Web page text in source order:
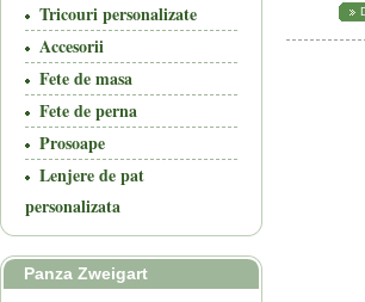
Tricouri personalizate
Accesorii
Fete de masa
Fete de perna
Prosoape
Lenjere de pat
personalizata
Panza Zweigart